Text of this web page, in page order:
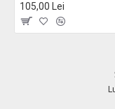
105,00 Lei